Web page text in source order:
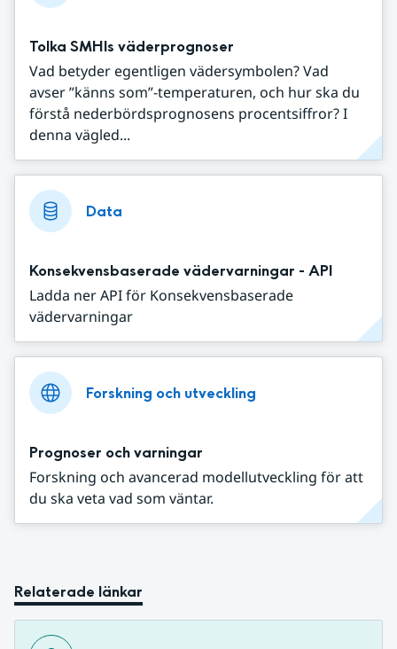
Tolka SMHIs väderprognoser
Vad betyder egentligen vädersymbolen? Vad
avser ”känns som”-temperaturen, och hur ska du
förstå nederbördsprognosens procentsiffror? I
denna vägled...
Data
Konsekvensbaserade vädervarningar - API
Ladda ner API för Konsekvensbaserade
vädervarningar
Forskning och utveckling
Prognoser och varningar
Forskning och avancerad modellutveckling för att
du ska veta vad som väntar.
Relaterade länkar